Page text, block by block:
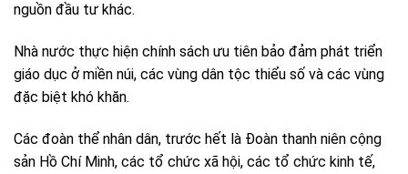
nguồn đầu tư khác.
Nhà nước thực hiện chính sách ưu tiên bảo đảm phát triển
giáo dục ở miền núi, các vùng dân tộc thiểu số và các vùng
đặc biệt khó khăn.
Các đoàn thể nhân dân, trước hết là Đoàn thanh niên cộng
sản Hồ Chí Minh, các tổ chức xã hội, các tổ chức kinh tế,